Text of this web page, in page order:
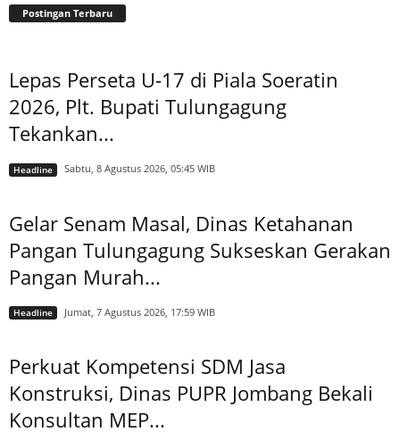
Postingan Terbaru
Lepas Perseta U-17 di Piala Soeratin
2026, Plt. Bupati Tulungagung
Tekankan...
Headline Sabtu, 8 Agustus 2026, 05:45 WIB
Gelar Senam Masal, Dinas Ketahanan
Pangan Tulungagung Sukseskan Gerakan
Pangan Murah...
Headline Jumat, 7 Agustus 2026, 17:59 WIB
Perkuat Kompetensi SDM Jasa
Konstruksi, Dinas PUPR Jombang Bekali
Konsultan MEP...